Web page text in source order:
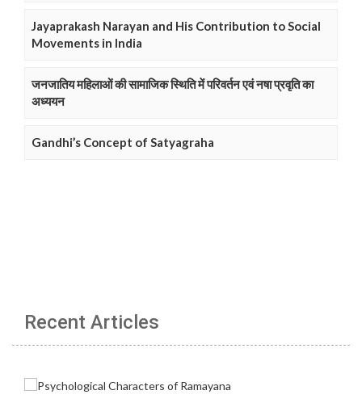
Jayaprakash Narayan and His Contribution to Social
Movements in India
जनजातिय महिलाओं की सामाजिक स्थिति में परिवर्तन एवं नषा प्रवृति का
अध्ययन
Gandhi’s Concept of Satyagraha
Recent Articles